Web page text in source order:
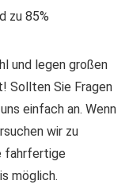
zu 85%
und legen großen
Sollten Sie Fragen
einfach an. Wenn
wir zu
fahrfertige
möglich.